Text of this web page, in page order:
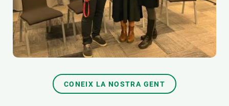
CONEIX LA NOSTRA GENT